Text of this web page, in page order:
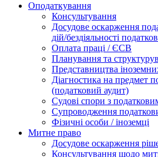
Оподаткування
Консультування
Досудове оскарження
дій/бездіяльності
Оплата праці / ЄСВ
Планування та
Представництва
Діагностика на предмет
(податковий аудит)
Судові спори з
Супроводження
Фізичні особи / іноземці
Митне право
Досудове оскарження
Консультування щодо